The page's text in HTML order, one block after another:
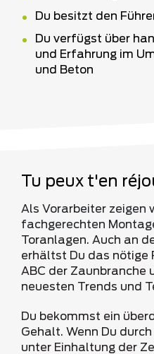
Du besitzt den
Du verfügst über
und Erfahrung im
und Beton
Tu peux t'en
Als Vorarbeiter zeigen
fachgerechten
Toranlagen. Auch an
erhältst Du das nötige
ABC der Zaunbranche
neuesten Trends und
Du bekommst ein
Gehalt. Wenn Du
unter Einhaltung der